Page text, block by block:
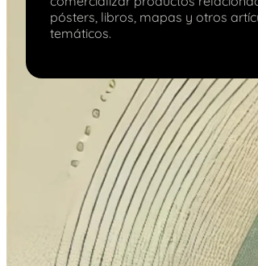
pósters, libros, mapas y otros
temáticos.